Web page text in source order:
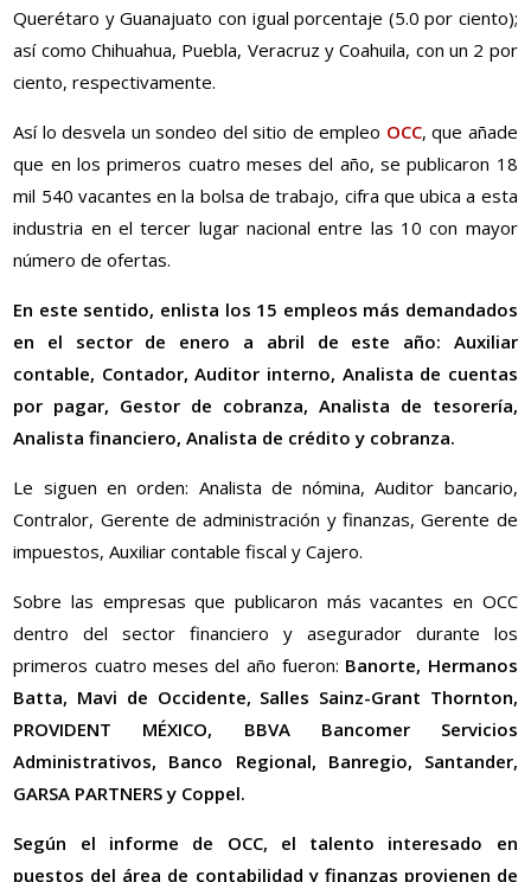
Querétaro y Guanajuato con igual porcentaje (5.0 por ciento);
así como Chihuahua, Puebla, Veracruz y Coahuila, con un 2 por
ciento, respectivamente.
Así lo desvela un sondeo del sitio de empleo OCC, que añade
que en los primeros cuatro meses del año, se publicaron 18
mil 540 vacantes en la bolsa de trabajo, cifra que ubica a esta
industria en el tercer lugar nacional entre las 10 con mayor
número de ofertas.
En este sentido, enlista los 15 empleos más demandados
en el sector de enero a abril de este año: Auxiliar
contable, Contador, Auditor interno, Analista de cuentas
por pagar, Gestor de cobranza, Analista de tesorería,
Analista financiero, Analista de crédito y cobranza.
Le siguen en orden: Analista de nómina, Auditor bancario,
Contralor, Gerente de administración y finanzas, Gerente de
impuestos, Auxiliar contable fiscal y Cajero.
Sobre las empresas que publicaron más vacantes en OCC
dentro del sector financiero y asegurador durante los
primeros cuatro meses del año fueron: Banorte, Hermanos
Batta, Mavi de Occidente, Salles Sainz-Grant Thornton,
PROVIDENT MÉXICO, BBVA Bancomer Servicios
Administrativos, Banco Regional, Banregio, Santander,
GARSA PARTNERS y Coppel.
Según el informe de OCC, el talento interesado en
puestos del área de contabilidad y finanzas provienen de